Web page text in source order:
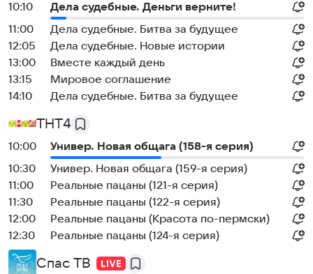
10:10
Дела судебные. Деньги верните!
11:00
Дела судебные. Битва за будущее
12:05
Дела судебные. Новые истории
13:00
Вместе каждый день
13:15
Мировое соглашение
14:10
Дела судебные. Битва за будущее
ТНТ4
10:00
Универ. Новая общага (158-я серия)
10:30
Универ. Новая общага (159-я серия)
11:00
Реальные пацаны (121-я серия)
11:30
Реальные пацаны (122-я серия)
12:00
Реальные пацаны (Красота по-пермски)
12:30
Реальные пацаны (124-я серия)
Спас ТВ